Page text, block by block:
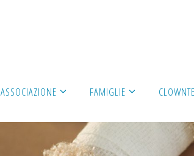
ASSOCIAZIONE FAMIGLIE